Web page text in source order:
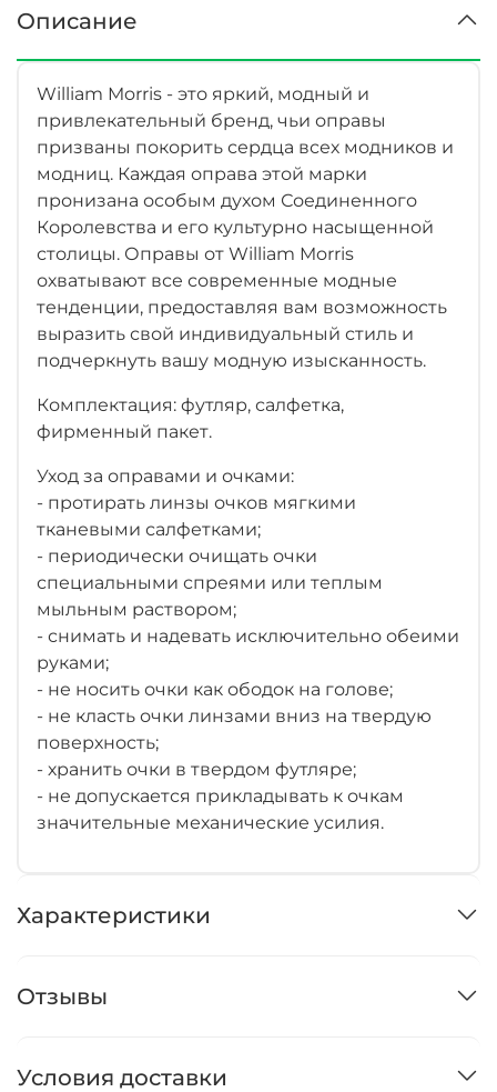
Описание
William Morris - это яркий, модный и
привлекательный бренд, чьи оправы
призваны покорить сердца всех модников и
модниц. Каждая оправа этой марки
пронизана особым духом Соединенного
Королевства и его культурно насыщенной
столицы. Оправы от William Morris
охватывают все современные модные
тенденции, предоставляя вам возможность
выразить свой индивидуальный стиль и
подчеркнуть вашу модную изысканность.
Комплектация: футляр, салфетка,
фирменный пакет.
Уход за оправами и очками:
- протирать линзы очков мягкими
тканевыми салфетками;
- периодически очищать очки
специальными спреями или теплым
мыльным раствором;
- снимать и надевать исключительно обеими
руками;
- не носить очки как ободок на голове;
- не класть очки линзами вниз на твердую
поверхность;
- хранить очки в твердом футляре;
- не допускается прикладывать к очкам
значительные механические усилия.
Характеристики
Отзывы
Условия доставки